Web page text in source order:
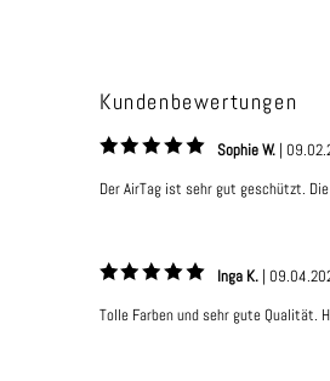
Kundenbewertungen
Sophie W. |
Der AirTag ist sehr gut geschützt.
Inga K. |
Tolle Farben und sehr gute Qualität.